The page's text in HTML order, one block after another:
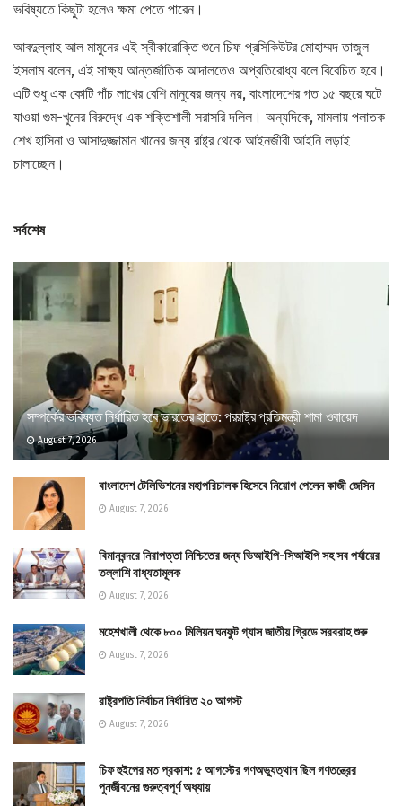
ভবিষ্যতে কিছুটা হলেও ক্ষমা পেতে পারেন।
আবদুল্লাহ আল মামুনের এই স্বীকারোক্তি শুনে চিফ প্রসিকিউটর মোহাম্মদ তাজুল
ইসলাম বলেন, এই সাক্ষ্য আন্তর্জাতিক আদালতেও অপ্রতিরোধ্য বলে বিবেচিত হবে।
এটি শুধু এক কোটি পাঁচ লাখের বেশি মানুষের জন্য নয়, বাংলাদেশের গত ১৫ বছরে ঘটে
যাওয়া গুম-খুনের বিরুদ্ধে এক শক্তিশালী সরাসরি দলিল। অন্যদিকে, মামলায় পলাতক
শেখ হাসিনা ও আসাদুজ্জামান খানের জন্য রাষ্ট্র থেকে আইনজীবী আইনি লড়াই
চালাচ্ছেন।
সর্বশেষ
সম্পর্কের ভবিষ্যত নির্ধারিত হবে ভারতের হাতে: পররাষ্ট্র প্রতিমন্ত্রী শামা ওবায়েদ
August 7, 2026
বাংলাদেশ টেলিভিশনের মহাপরিচালক হিসেবে নিয়োগ পেলেন কাজী জেসিন
August 7, 2026
বিমানবন্দরে নিরাপত্তা নিশ্চিতের জন্য ভিআইপি-সিআইপি সহ সব পর্যায়ের
তল্লাশি বাধ্যতামূলক
August 7, 2026
মহেশখালী থেকে ৮০০ মিলিয়ন ঘনফুট গ্যাস জাতীয় গ্রিডে সরবরাহ শুরু
August 7, 2026
রাষ্ট্রপতি নির্বাচন নির্ধারিত ২০ আগস্ট
August 7, 2026
চিফ হুইপের মত প্রকাশ: ৫ আগস্টের গণঅভ্যুত্থান ছিল গণতন্ত্রের
পুনর্জীবনের গুরুত্বপূর্ণ অধ্যায়